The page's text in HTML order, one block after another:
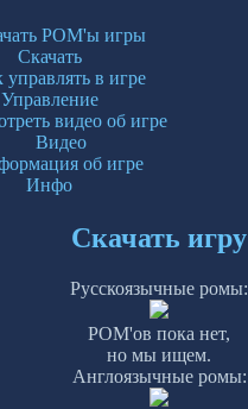
Скачать
Управление
Видео
Инфо
Скачать игру
Русскоязычные ромы:
РОМ'ов пока нет,
но мы ищем.
Англоязычные ромы: